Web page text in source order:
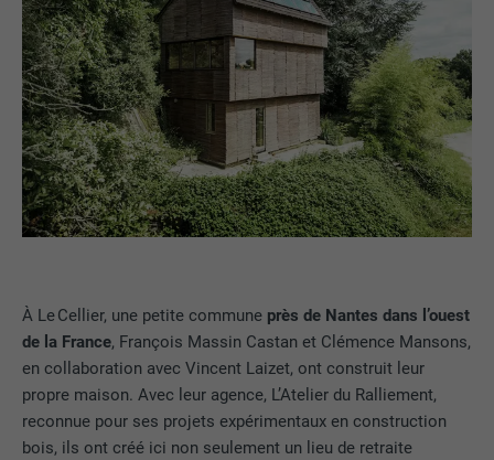
À Le Cellier, une petite commune près de Nantes dans l’ouest
de la France, François Massin Castan et Clémence Mansons,
en collaboration avec Vincent Laizet, ont construit leur
propre maison. Avec leur agence, L’Atelier du Ralliement,
reconnue pour ses projets expérimentaux en construction
bois, ils ont créé ici non seulement un lieu de retraite